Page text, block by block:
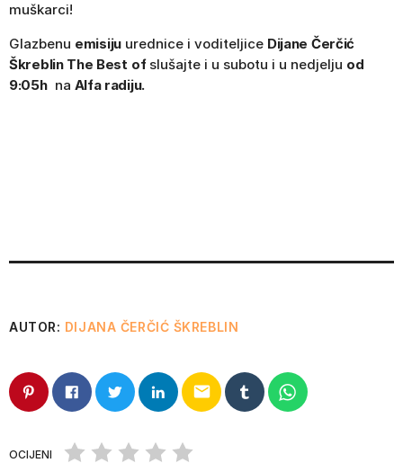
muškarci!
Glazbenu emisijuurednice i voditeljice Dijane Čerčić
Škreblin The Best ofslušajte i u subotu i u nedjelju od
9:05hna Alfa radiju.
AUTOR: DIJANA ČERČIĆ ŠKREBLIN
email
OCIJENI